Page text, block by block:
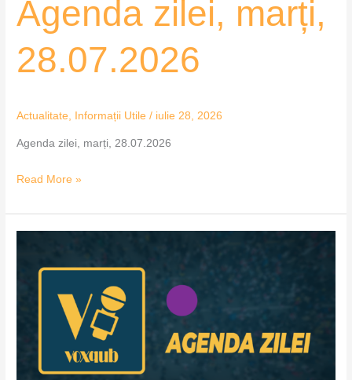
Agenda zilei, marți,
28.07.2026
Actualitate Informații Utile / iulie 28, 2026
Agenda zilei, marți, 28.07.2026
Read More »
27.07.2026